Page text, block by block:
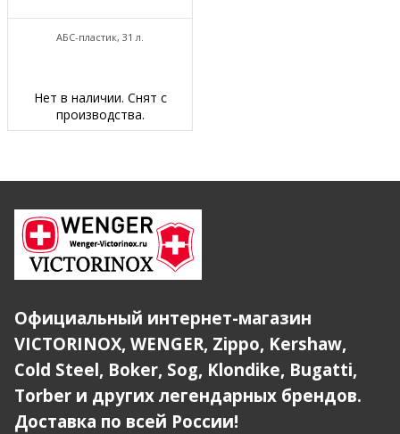
АБС-пластик, 31 л.
Нет в наличии. Снят с
производства.
Официальный интернет-магазин
VICTORINOX, WENGER, Zippo, Kershaw,
Cold Steel, Boker, Sog, Klondike, Bugatti,
Torber и других легендарных брендов.
Доставка по всей России!